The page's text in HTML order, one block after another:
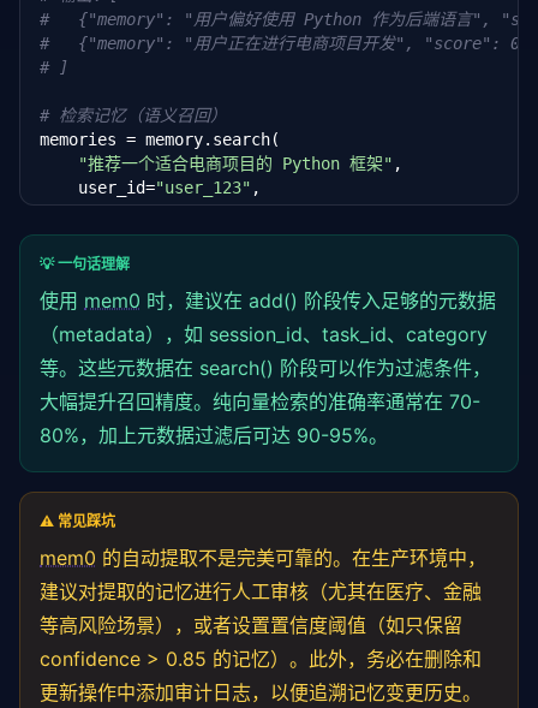
#   {"memory": "用户偏好使用 Python 作为后端语言",
#   {"memory": "用户正在进行电商项目开发", "score":
# ]
# 检索记忆（语义召回）
memories = memory.search(
"推荐一个适合电商项目的 Python 框架" ,
    user_id=
"user_123" ,
    limit=
5
# 输出：Top 5 相关记忆，按语义相似度排序
# 更新记忆（增量更新，非覆盖）
memory.update(
    memory_id=
"mem_abc123",
    new_memory=
"用户现在更喜欢 FastAPI 而非 Flask"
)
memory.delete(memory_id="mem_xyz789")
# 获取用户记忆画像
all_memories = memory.get_all(user_id="user_123"
# 输出：该用户的所有记忆条目
💡 一句话理解
使用 mem0 时，建议在 add() 阶段传入足够的元数据
（metadata），如 session_id、task_id、category
等。这些元数据在 search() 阶段可以作为过滤条件，
大幅提升召回精度。纯向量检索的准确率通常在 70-
80%，加上元数据过滤后可达 90-95%。
⚠️ 常见踩坑
mem0 的自动提取不是完美可靠的。在生产环境中，
建议对提取的记忆进行人工审核（尤其在医疗、金融
等高风险场景），或者设置置信度阈值（如只保留
confidence > 0.85 的记忆）。此外，务必在删除和
更新操作中添加审计日志，以便追溯记忆变更历史。